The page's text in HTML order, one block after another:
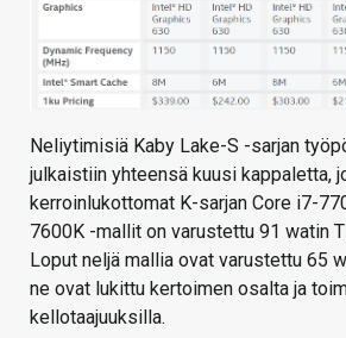
Neliytimisiä Kaby Lake-S -sarjan
julkaistiin yhteensä kuusi kappaletta,
kerroinlukottomat K-sarjan Core i7-
7600K -mallit on varustettu 91 watin
Loput neljä mallia ovat varustettu 65
ne ovat lukittu kertoimen osalta ja
kellotaajuuksilla.